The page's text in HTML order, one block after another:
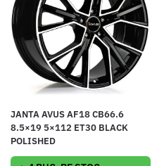
JANTA AVUS AF18 CB66.6
8.5×19 5×112 ET30 BLACK
POLISHED